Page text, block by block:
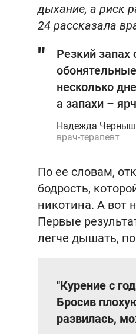
дыхание, а риск
24 рассказала
Резкий запах
несколько
а запахи –
Надежда
врач-терапевт
По ее словам,
бодрость,
никотина. А вот
Первые
легче дышать,
"Курение с
Бросив
развилась,